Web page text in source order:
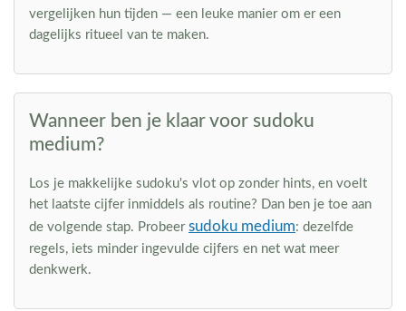
vergelijken hun tijden — een leuke manier om er een
dagelijks ritueel van te maken.
Wanneer ben je klaar voor sudoku
medium?
Los je makkelijke sudoku's vlot op zonder hints, en voelt
het laatste cijfer inmiddels als routine? Dan ben je toe aan
de volgende stap. Probeer sudoku medium: dezelfde
regels, iets minder ingevulde cijfers en net wat meer
denkwerk.